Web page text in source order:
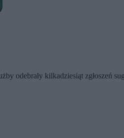
odebrały kilkadziesiąt zgłoszeń